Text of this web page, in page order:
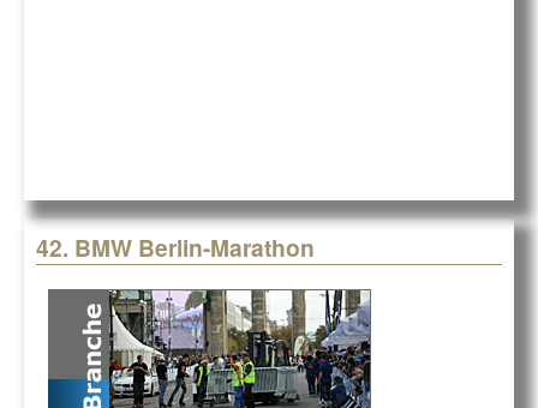
42. BMW Berlin-Marathon